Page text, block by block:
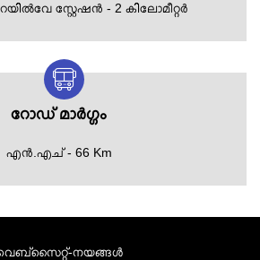
സ്റ്റേഷന്‍ - 2 കിലോമീറ്റര്‍
റോഡ്‌ മാര്‍ഗ്ഗം
എന്‍.എച് - 66 Km
നയങ്ങള്‍